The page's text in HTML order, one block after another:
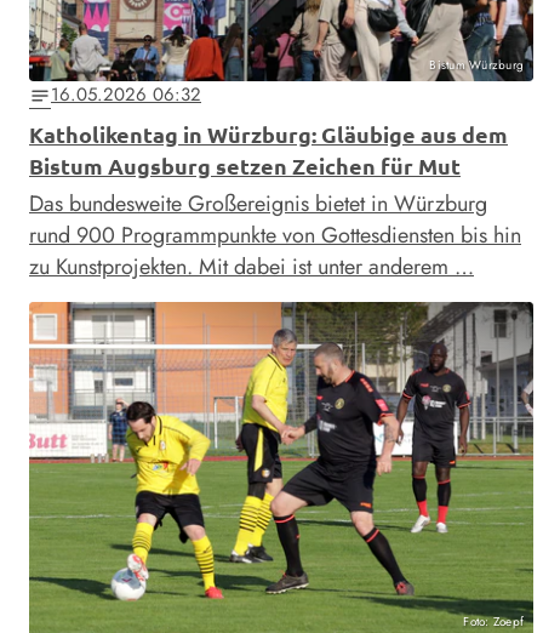
Bistum Würzburg
notes16.05.2026 06:32
Katholikentag in Würzburg: Gläubige aus dem
Bistum Augsburg setzen Zeichen für Mut
Das bundesweite Großereignis bietet in Würzburg
rund 900 Programmpunkte von Gottesdiensten bis hin
zu Kunstprojekten. Mit dabei ist unter anderem …
Foto: Zoepf